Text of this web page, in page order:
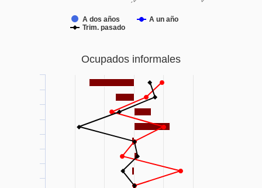
A dos años
A un año
Trim. pasado
Ocupados informales